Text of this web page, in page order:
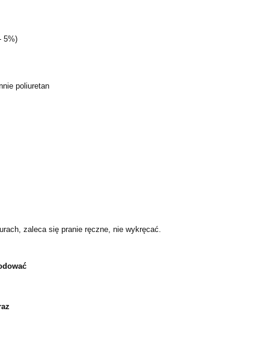
5%)
poliuretan
zaleca się pranie ręczne, nie wykręcać.